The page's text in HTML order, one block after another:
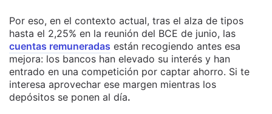
Por eso, en el contexto actual, tras el alza de tipos
hasta el 2,25% en la reunión del BCE de junio, las
cuentas remuneradas están recogiendo antes esa
mejora: los bancos han elevado su interés y han
entrado en una competición por captar ahorro. Si te
interesa aprovechar ese margen mientras los
depósitos se ponen al día.